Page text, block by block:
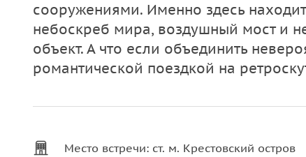
сооружениями. Именно здесь
небоскреб мира, воздушный мост и
объект. А что если объединить
романтической поездкой на
Место встречи: ст. м. Крестовский остров